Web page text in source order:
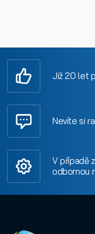
Již 20 let
Nevíte si
V případě
odbornou